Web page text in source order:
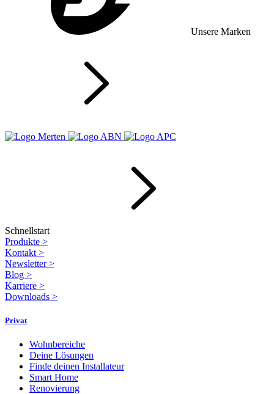
Unsere Marken
Schnellstart
Produkte >
Kontakt >
Newsletter>
Blog >
Karriere >
Downloads >
Privat
Wohnbereiche
Deine Lösungen
Finde deinen Installateur
Smart Home
Renovierung